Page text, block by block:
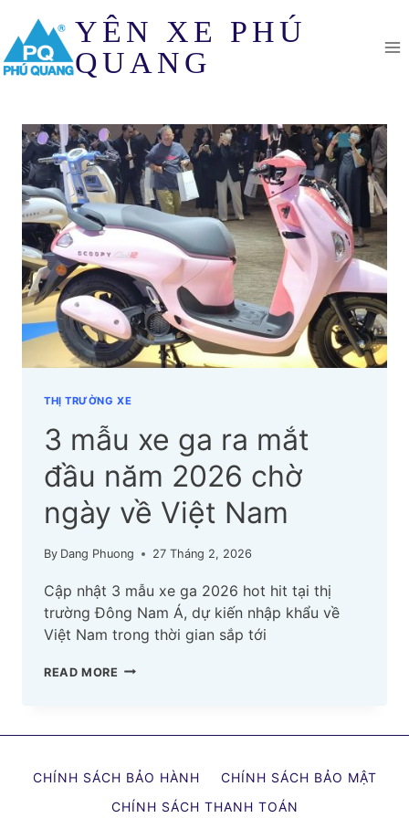
content
YÊN XE PHÚ
QUANG
THỊ TRƯỜNG XE
3 mẫu xe ga ra mắt
đầu năm 2026 chờ
ngày về Việt Nam
By Dang Phuong 27 Tháng 2, 2026
Cập nhật 3 mẫu xe ga 2026 hot hit tại thị
trường Đông Nam Á, dự kiến nhập khẩu về
Việt Nam trong thời gian sắp tới
READ MORE 3
GA
MẮT
ĐẦU
CHÍNH SÁCH BẢO HÀNH
CHÍNH SÁCH BẢO MẬT
CHÍNH SÁCH THANH TOÁN